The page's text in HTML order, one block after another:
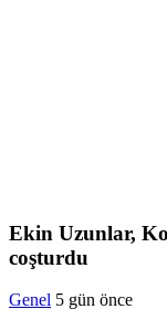
Ekin Uzunlar,
coşturdu
Genel 5 gün önce